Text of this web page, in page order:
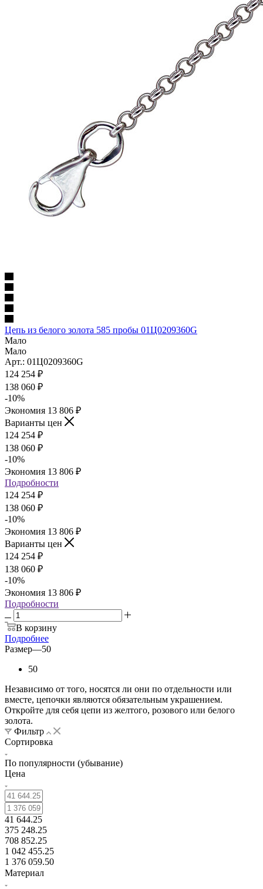
Цепь из белого золота 585 пробы 01Ц0209360G
Мало
Мало
Арт.: 01Ц0209360G
124 254 ₽
138 060 ₽
-10%
Экономия 13 806 ₽
Варианты цен
124 254 ₽
138 060 ₽
-10%
Экономия 13 806 ₽
Подробности
124 254 ₽
138 060 ₽
-10%
Экономия 13 806 ₽
Варианты цен
124 254 ₽
138 060 ₽
-10%
Экономия 13 806 ₽
Подробности
В корзину
Подробнее
Размер—50
50
Независимо от того, носятся ли они по отдельности или
вместе, цепочки являются обязательным украшением.
Откройте для себя цепи из желтого, розового или белого
золота.
Фильтр
Сортировка
По популярности (убывание)
Цена
41 644.25
375 248.25
708 852.25
1 042 455.25
1 376 059.50
Материал